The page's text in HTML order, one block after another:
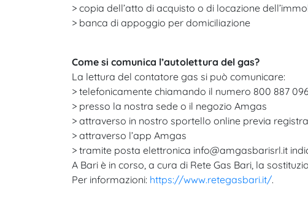
> copia dell’atto di acquisto o di locazione
> banca di appoggio per domiciliazione
Come si comunica l’autolettura del gas?
La lettura del contatore gas si può comunicare:
> telefonicamente chiamando il numero 800 887
> presso la nostra sede o il negozio Amgas
> attraverso in nostro sportello online previa
> attraverso l’app Amgas
> tramite posta elettronica info@amgasbarisrl.it
A Bari è in corso, a cura di Rete Gas Bari, la
Per informazioni: https://www.retegasbari.it/.